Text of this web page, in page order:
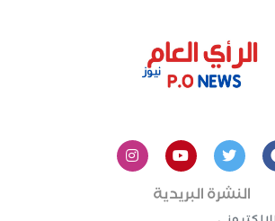
النشرة البريدية